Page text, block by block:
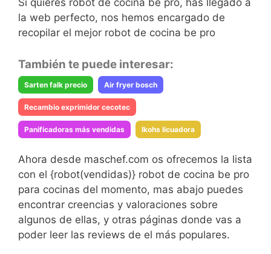
Si quieres robot de cocina be pro, has llegado a
la web perfecto, nos hemos encargado de
recopilar el mejor robot de cocina be pro
También te puede interesar:
Sarten falk precio Air fryer bosch
Recambio exprimidor cecotec
Panificadoras más vendidas Ikohs licuadora
Ahora desde maschef.com os ofrecemos la lista
con el {robot(vendidas)} robot de cocina be pro
para cocinas del momento, mas abajo puedes
encontrar creencias y valoraciones sobre
algunos de ellas, y otras páginas donde vas a
poder leer las reviews de el más populares.